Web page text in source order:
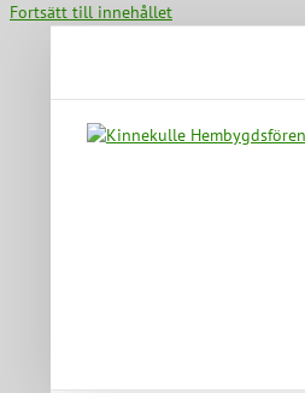
Fortsätt till innehållet